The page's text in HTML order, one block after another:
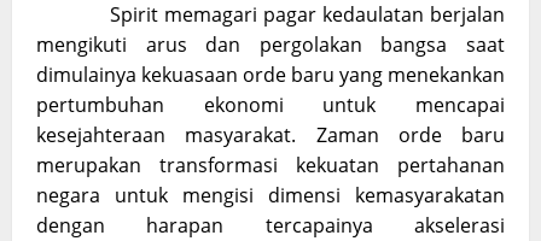
Spirit memagari pagar kedaulatan berjalan
mengikuti arus dan pergolakan bangsa saat
dimulainya kekuasaan orde baru yang menekankan
pertumbuhan ekonomi untuk mencapai
kesejahteraan masyarakat. Zaman orde baru
merupakan transformasi kekuatan pertahanan
negara untuk mengisi dimensi kemasyarakatan
dengan harapan tercapainya akselerasi